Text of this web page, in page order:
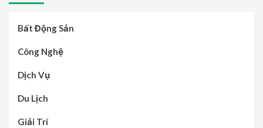
Bất Động Sản
Công Nghệ
Dịch Vụ
Du Lịch
Giải Trí